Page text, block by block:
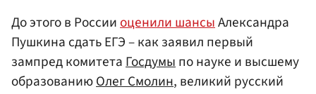
До этого в Россииоценили шансыАлександра
Пушкина сдать ЕГЭ – как заявил первый
зампред комитетаГосдумыпо науке и высшему
образованиюОлег Смолин, великий русский